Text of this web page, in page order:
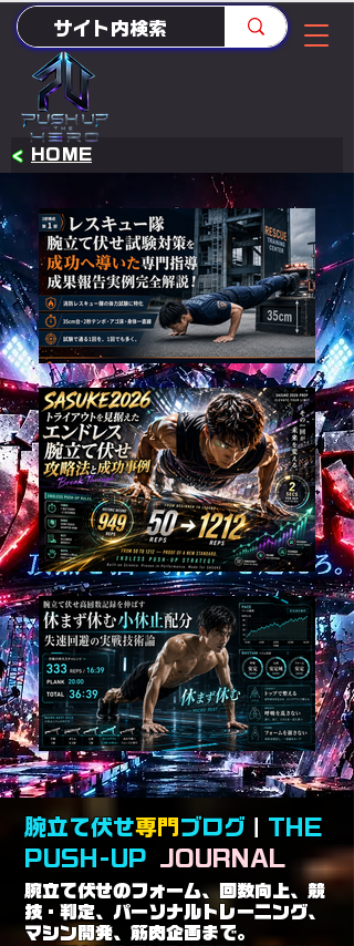
HOME
<
腕立て伏せ専門 ブログ
THE
PUSH-UP
JOURNAL
腕立て伏せのフォーム、回数向上、競
技・判定、パーソナルトレーニング、
マシン開発、筋肉企画まで。